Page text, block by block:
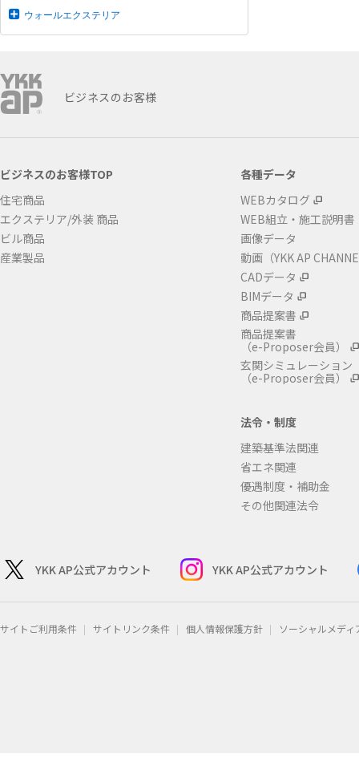
ウォールエクステリア
ビジネスのお客様
ビジネスのお客様TOP
住宅商品
エクステリア/外装 商品
ビル商品
産業製品
各種データ
WEBカタログ
WEB組立・施工説明書
画像データ
動画（YKK AP
CADデータ
BIMデータ
商品提案書
商品提案書
（e-Proposer会員）
玄関シミュレーション
（e-Proposer会員）
法令・制度
建築基準法関連
省エネ関連
優遇制度・補助金
その他関連法令
YKK AP公式アカウント YKK AP公式アカウント
サイトご利用条件 サイトリンク条件 個人情報保護方針 ソーシャルメデ